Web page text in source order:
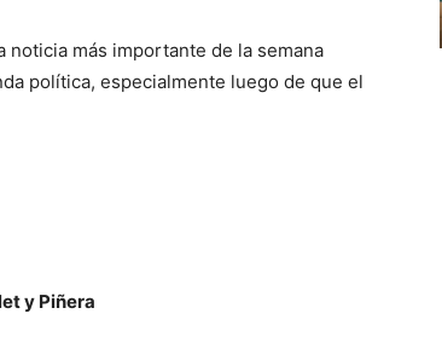
más importante de la semana
política, especialmente luego de que el
y Piñera